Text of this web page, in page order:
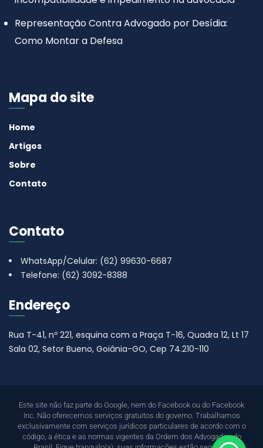
Representação Contra Advogado por Desídia:
Como Montar a Defesa
Mapa do site
Home
Artigos
Sobre
Contato
Contato
WhatsApp/Celular: (62) 99630-6687
Telefone: (62) 3092-8388
Endereço
Rua T-41, nº 221, esquina com a Praça T-16, Quadra 12, Lt 17
Sala 02, Setor Bueno, Goiânia-GO, Cep 74.210-110
Este site não faz parte do Google, nem do Facebook ou do Facebook
Inc. Não oferecemos serviços gratuitos do governo. Trabalhamos
exclusivamente com serviços jurídicos particulares de acordo com o
código, a ética e as normas vigentes da Ordem dos Advogados do